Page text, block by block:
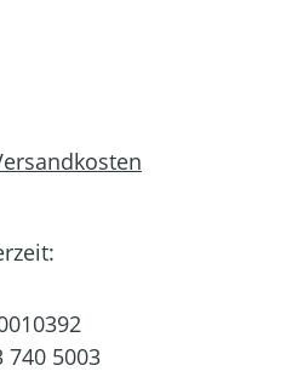
740 5003